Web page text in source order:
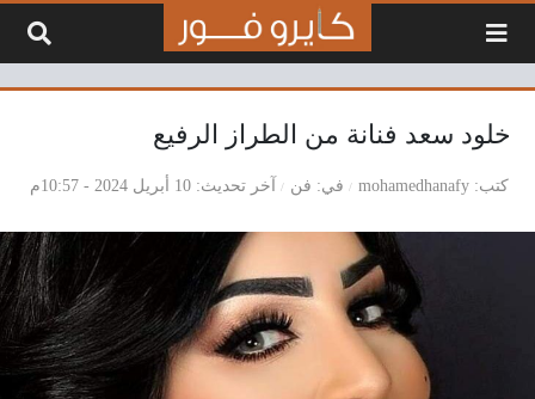
خلود سعد فنانة من الطراز الرفيع
كتب mohamedhanafy في فن آخر تحديث 10 أبريل 2024 - 10:57م